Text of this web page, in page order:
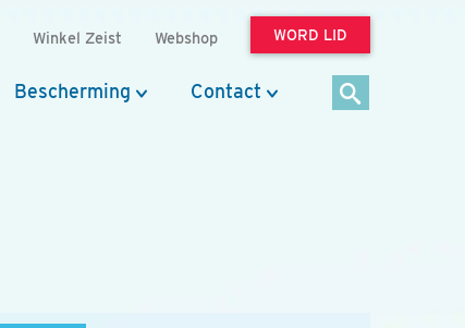
Winkel Zeist Webshop WORD LID
Bescherming Contact